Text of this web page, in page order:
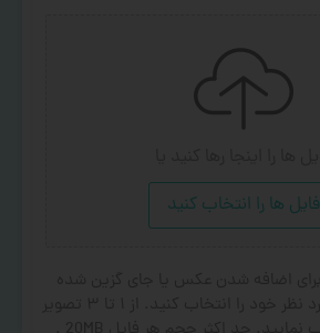
فایل ها را انتخاب کنید